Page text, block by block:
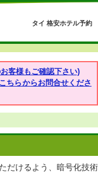
タイ 格安ホテル予約
客様もご確認下さい)
ちらからお問合せくださ
だけるよう、暗号化技術